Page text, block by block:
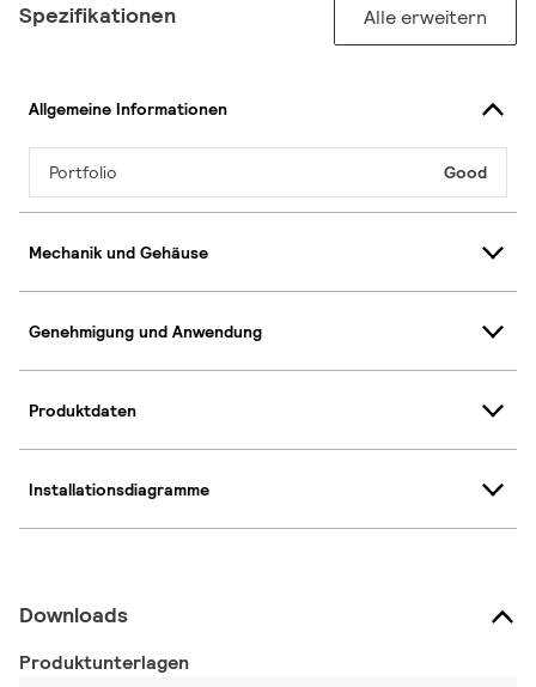
Spezifikationen Alle erweitern
Allgemeine Informationen
Portfolio Good
Mechanik und Gehäuse
Genehmigung und Anwendung
Produktdaten
Installationsdiagramme
Downloads
Produktunterlagen